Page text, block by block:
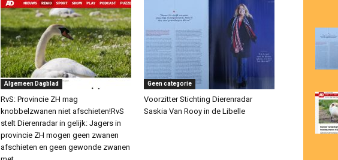
Algemeen Dagblad
RvS: Provincie ZH mag
knobbelzwanen niet afschieten!RvS
stelt Dierenradar in gelijk: Jagers in
provincie ZH mogen geen zwanen
afschieten en geen gewonde zwanen
Geen categorie
Voorzitter Stichting Dierenradar
Saskia Van Rooy in de Libelle